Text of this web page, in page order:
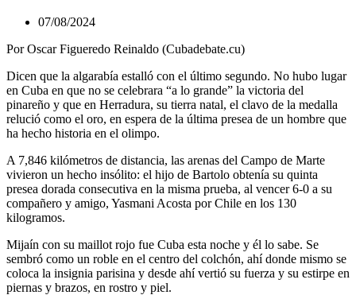
07/08/2024
Por Oscar Figueredo Reinaldo (Cubadebate.cu)
Dicen que la algarabía estalló con el último segundo. No hubo lugar
en Cuba en que no se celebrara “a lo grande” la victoria del
pinareño y que en Herradura, su tierra natal, el clavo de la medalla
relució como el oro, en espera de la última presea de un hombre que
ha hecho historia en el olimpo.
A 7,846 kilómetros de distancia, las arenas del Campo de Marte
vivieron un hecho insólito: el hijo de Bartolo obtenía su quinta
presea dorada consecutiva en la misma prueba, al vencer 6-0 a su
compañero y amigo, Yasmani Acosta por Chile en los 130
kilogramos.
Mijaín con su maillot rojo fue Cuba esta noche y él lo sabe. Se
sembró como un roble en el centro del colchón, ahí donde mismo se
coloca la insignia parisina y desde ahí vertió su fuerza y su estirpe en
piernas y brazos, en rostro y piel.